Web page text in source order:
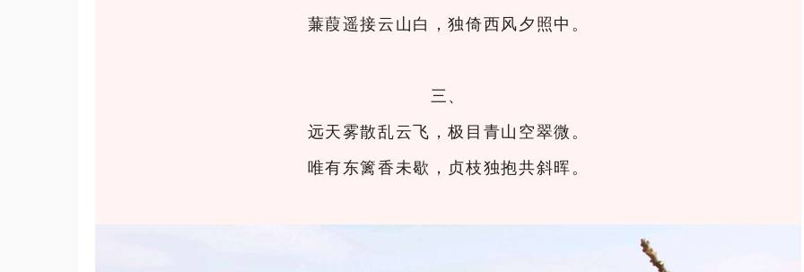
蒹葭遥接云山白，独倚西风夕照中。
三、
远天雾散乱云飞，极目青山空翠微。
唯有东篱香未歇，贞枝独抱共斜晖。